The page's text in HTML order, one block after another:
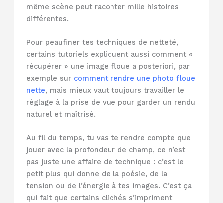
même scène peut raconter mille histoires
différentes.
Pour peaufiner tes techniques de netteté,
certains tutoriels expliquent aussi comment «
récupérer » une image floue a posteriori, par
exemple sur comment rendre une photo floue
nette, mais mieux vaut toujours travailler le
réglage à la prise de vue pour garder un rendu
naturel et maîtrisé.
Au fil du temps, tu vas te rendre compte que
jouer avec la profondeur de champ, ce n’est
pas juste une affaire de technique : c’est le
petit plus qui donne de la poésie, de la
tension ou de l’énergie à tes images. C’est ça
qui fait que certains clichés s’impriment